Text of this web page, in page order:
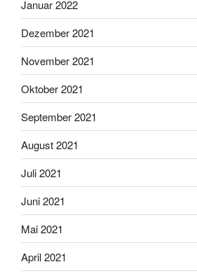
Januar 2022
Dezember 2021
November 2021
Oktober 2021
September 2021
August 2021
Juli 2021
Juni 2021
Mai 2021
April 2021